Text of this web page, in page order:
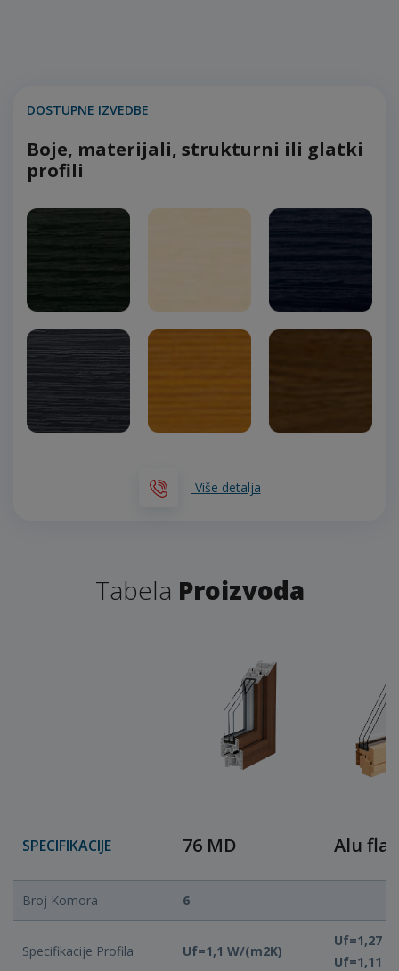
DOSTUPNE IZVEDBE
Boje, materijali, strukturni ili glatki
profili
Više detalja
Tabela Proizvoda
SPECIFIKACIJE 76 MD Alu flat
Broj Komora 6
Specifikacije Profila Uf=1,1 W/(m2K)
Uf=1,27
Uf=1,11